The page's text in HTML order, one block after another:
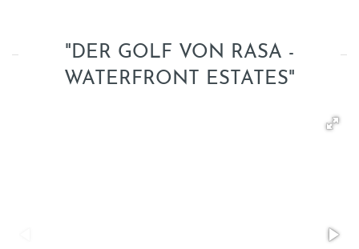
"DER GOLF VON RASA -
WATERFRONT ESTATES"